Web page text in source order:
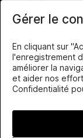
Gérer le
En cliquant sur
l'enregistrement
améliorer la
et aider nos
Confidentialité